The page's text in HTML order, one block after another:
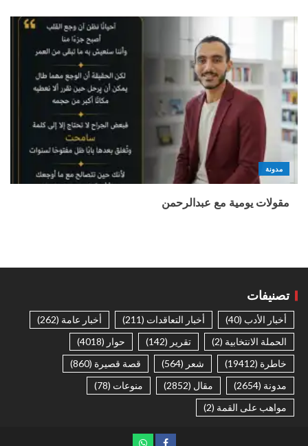
مدونة
مقولات يومية مع عبدالرحمن
تصنيفات
أخبار الأدب (40) أخبار التعاقدات (211) أخبار عامة (262)
الحملة الانتخابية (2) تقرير (142) حوار (4018)
خاطرة (19412) شعر (564) قصة قصيرة (860)
مدونة (2654) مقال (2852) منوعات (78)
مواهب على القمة (2)